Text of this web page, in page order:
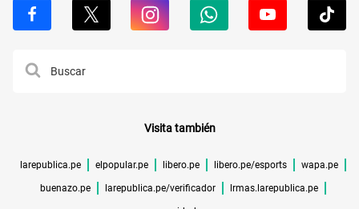
Visita también
larepublica.pe elpopular.pe libero.pe libero.pe/esports wapa.pe
buenazo.pe larepublica.pe/verificador lrmas.larepublica.pe